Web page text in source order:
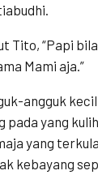
Tito, “Papi
Mami aja.”
angguk
pada yang
yang
kebayang